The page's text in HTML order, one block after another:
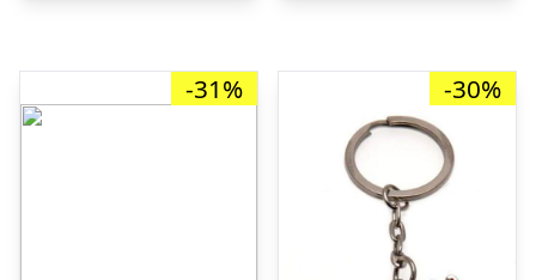
-31% -30%